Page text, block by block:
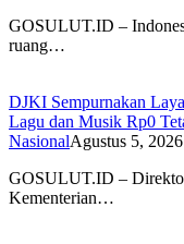
GOSULUT.ID –
ruang…
DJKI Sempurnakan
Lagu dan Musik Rp0
NasionalAgustus 5, 2026
GOSULUT.ID –
Kementerian…